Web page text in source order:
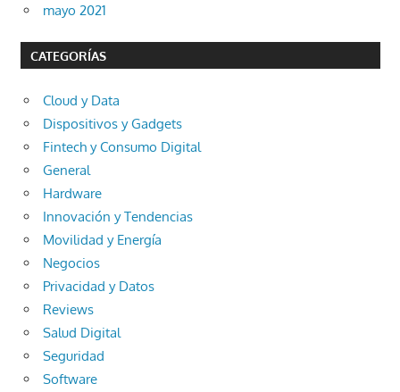
mayo 2021
CATEGORÍAS
Cloud y Data
Dispositivos y Gadgets
Fintech y Consumo Digital
General
Hardware
Innovación y Tendencias
Movilidad y Energía
Negocios
Privacidad y Datos
Reviews
Salud Digital
Seguridad
Software